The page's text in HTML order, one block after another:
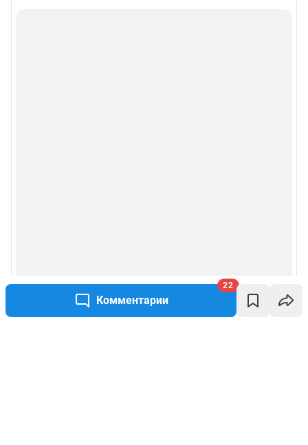
Комментарии
22